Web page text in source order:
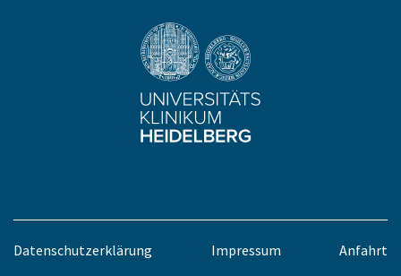
Datenschutzerklärung Impressum Anfahrt